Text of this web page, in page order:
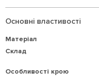
Основні властивості
Матеріал
Склад
Особливості крою